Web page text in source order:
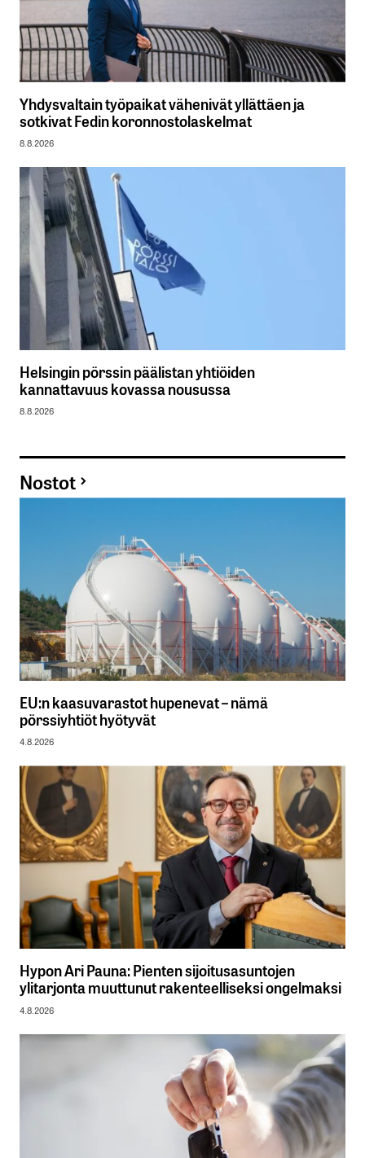
Yhdysvaltain työpaikat vähenivät yllättäen ja
sotkivat Fedin koronnostolaskelmat
8.8.2026
Helsingin pörssin päälistan yhtiöiden
kannattavuus kovassa nousussa
8.8.2026
Nostot
EU:n kaasuvarastot hupenevat – nämä
pörssiyhtiöt hyötyvät
4.8.2026
Hypon Ari Pauna: Pienten sijoitusasuntojen
ylitarjonta muuttunut rakenteelliseksi ongelmaksi
4.8.2026